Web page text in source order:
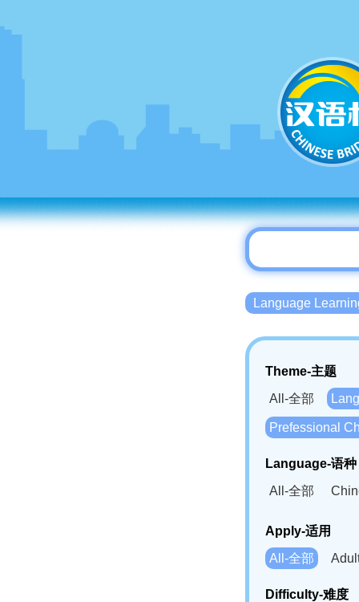
Language
Theme-主题
All-全部
Prefessional
Language-语种
All-全部
Bahasa
Swahili(SW)-
Apply-适用
All-全部
Difficulty-难度